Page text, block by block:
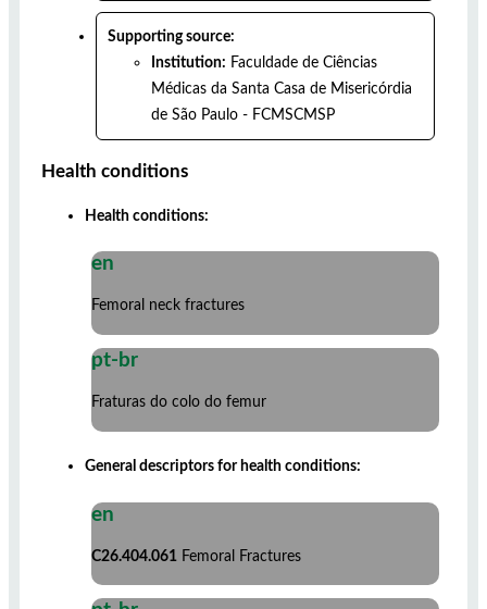
Supporting source:
Institution: Faculdade de Ciências
Médicas da Santa Casa de Misericórdia
de São Paulo - FCMSCMSP
Health conditions
Health conditions:
en
Femoral neck fractures
pt-br
Fraturas do colo do femur
General descriptors for health conditions:
en
C26.404.061 Femoral Fractures